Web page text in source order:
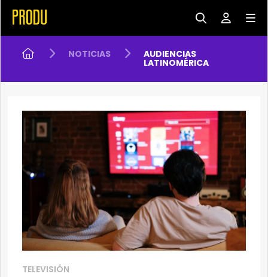
NOTICIAS AUDIENCIAS
LATINOMÉRICA
TELEVISIÓN